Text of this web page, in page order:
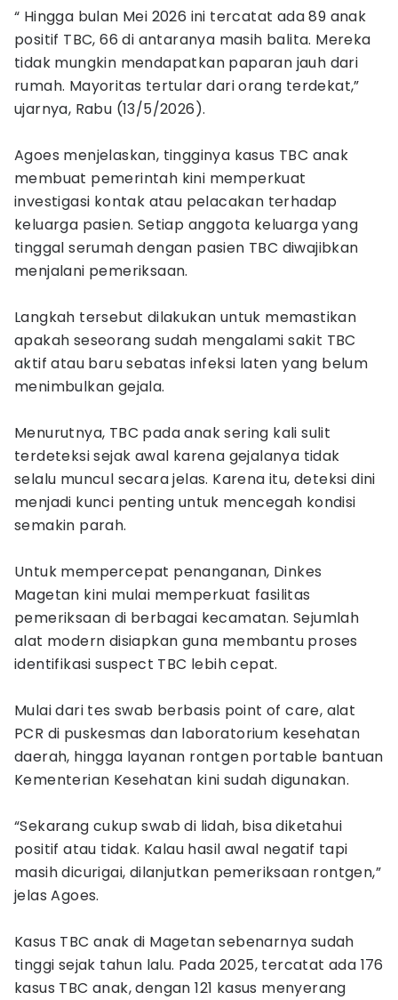
“ Hingga bulan Mei 2026 ini tercatat ada 89 anak
positif TBC, 66 di antaranya masih balita. Mereka
tidak mungkin mendapatkan paparan jauh dari
rumah. Mayoritas tertular dari orang terdekat,”
ujarnya, Rabu (13/5/2026).
Agoes menjelaskan, tingginya kasus TBC anak
membuat pemerintah kini memperkuat
investigasi kontak atau pelacakan terhadap
keluarga pasien. Setiap anggota keluarga yang
tinggal serumah dengan pasien TBC diwajibkan
menjalani pemeriksaan.
Langkah tersebut dilakukan untuk memastikan
apakah seseorang sudah mengalami sakit TBC
aktif atau baru sebatas infeksi laten yang belum
menimbulkan gejala.
Menurutnya, TBC pada anak sering kali sulit
terdeteksi sejak awal karena gejalanya tidak
selalu muncul secara jelas. Karena itu, deteksi dini
menjadi kunci penting untuk mencegah kondisi
semakin parah.
Untuk mempercepat penanganan, Dinkes
Magetan kini mulai memperkuat fasilitas
pemeriksaan di berbagai kecamatan. Sejumlah
alat modern disiapkan guna membantu proses
identifikasi suspect TBC lebih cepat.
Mulai dari tes swab berbasis point of care, alat
PCR di puskesmas dan laboratorium kesehatan
daerah, hingga layanan rontgen portable bantuan
Kementerian Kesehatan kini sudah digunakan.
“Sekarang cukup swab di lidah, bisa diketahui
positif atau tidak. Kalau hasil awal negatif tapi
masih dicurigai, dilanjutkan pemeriksaan rontgen,”
jelas Agoes.
Kasus TBC anak di Magetan sebenarnya sudah
tinggi sejak tahun lalu. Pada 2025, tercatat ada 176
kasus TBC anak, dengan 121 kasus menyerang